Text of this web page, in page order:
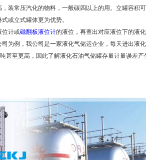
装常压汽化的物料，一般碳四以上的用。立罐容积
或立式罐体更为优势。
计或磁翻板液位计的液位，再查出对应液位下的液
为例，我公司是一家液化气储运企业，每天进出液
甚至更高，因此了解液化石油气储罐存量计量误差产